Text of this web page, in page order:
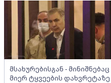
მსახურებისგან -
მიერ ტყვეების დახვრეტაზე